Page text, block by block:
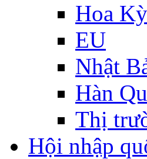
Hoa Kỳ
EU
Nhật
Hàn
Thị
Hội nhập